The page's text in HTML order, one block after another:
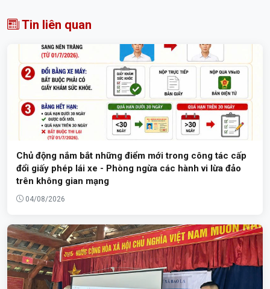
Tin liên quan
Chủ động nắm bắt những điểm mới trong công tác cấp
đổi giấy phép lái xe - Phòng ngừa các hành vi lừa đảo
trên không gian mạng
04/08/2026